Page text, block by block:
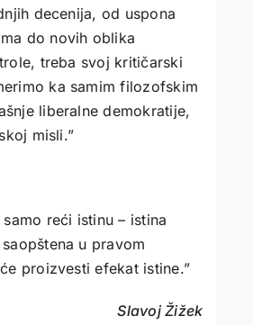
decenija, od uspona
do novih oblika
treba svoj kritičarski
ka samim filozofskim
liberalne demokratije,
misli.”
reći istinu – istina
u pravom
proizvesti efekat istine.”
Slavoj Žižek